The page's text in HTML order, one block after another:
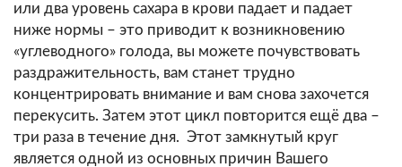
или два уровень сахара в крови падает и падает
ниже нормы – это приводит к возникновению
«углеводного» голода, вы можете почувствовать
раздражительность, вам станет трудно
концентрировать внимание и вам снова захочется
перекусить. Затем этот цикл повторится ещё два –
три раза в течение дня. Этот замкнутый круг
является одной из основных причин Вашего